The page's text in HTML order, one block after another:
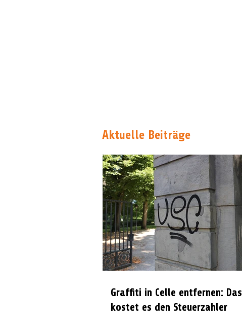
Aktuelle Beiträge
Graffiti in Celle entfernen: Das
kostet es den Steuerzahler